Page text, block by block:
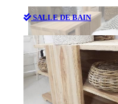
SALLE DE BAIN
Bureaux